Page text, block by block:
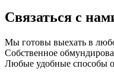
Связаться с
Мы готовы выехать в
Собственное
Любые удобные способы